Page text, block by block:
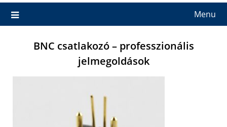
Menu
BNC csatlakozó – professzionális
jelmegoldások